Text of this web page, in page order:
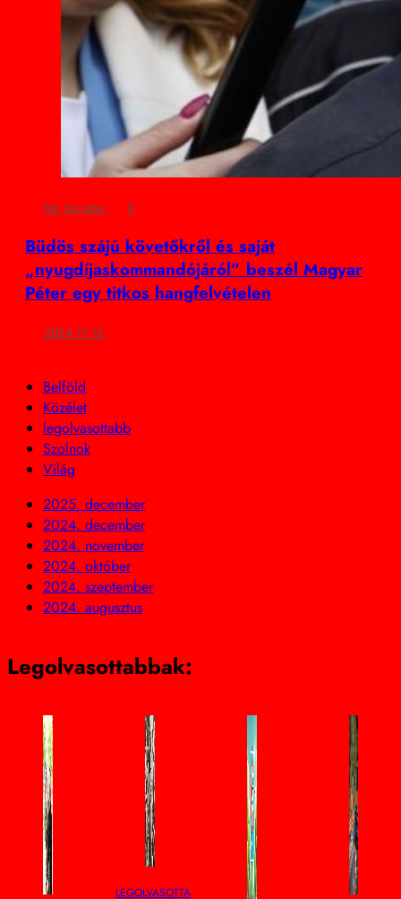
Mr. Scruton 0
Büdös szájú követőkről és saját
„nyugdíjaskommandójáról” beszél Magyar
Péter egy titkos hangfelvételen
2024.11.13.
Belföld
Közélet
legolvasottabb
Szolnok
Világ
2025. december
2024. december
2024. november
2024. október
2024. szeptember
2024. augusztus
Legolvasottabbak:
LEGOLVASOTTABB